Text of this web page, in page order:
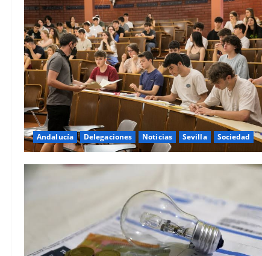
Andalucía Delegaciones Noticias Sevilla Sociedad